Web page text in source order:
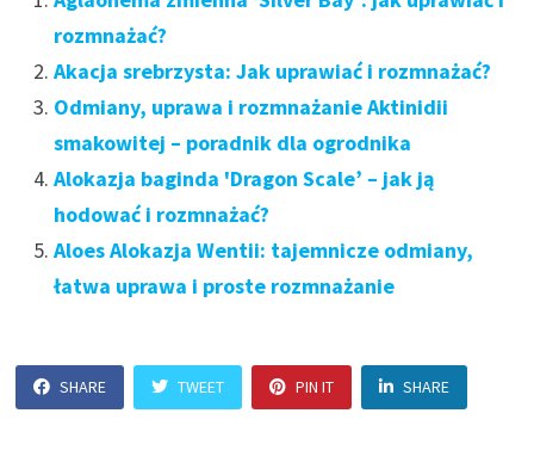
rozmnażać?
Akacja srebrzysta: Jak uprawiać i rozmnażać?
Odmiany, uprawa i rozmnażanie Aktinidii
smakowitej – poradnik dla ogrodnika
Alokazja baginda 'Dragon Scale’ – jak ją
hodować i rozmnażać?
Aloes Alokazja Wentii: tajemnicze odmiany,
łatwa uprawa i proste rozmnażanie
SHARE TWEET PIN IT SHARE